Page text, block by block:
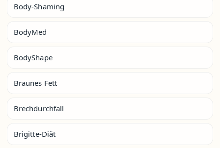
Body-Shaming
BodyMed
BodyShape
Braunes Fett
Brechdurchfall
Brigitte-Diät